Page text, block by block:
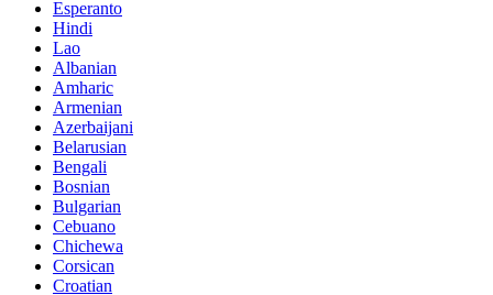
Esperanto
Hindi
Lao
Albanian
Amharic
Armenian
Azerbaijani
Belarusian
Bengali
Bosnian
Bulgarian
Cebuano
Chichewa
Corsican
Croatian